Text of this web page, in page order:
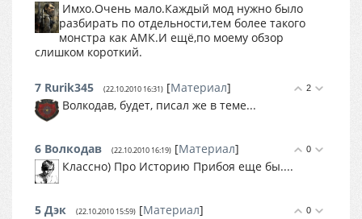
Имхо.Очень мало.Каждый мод нужно было
разбирать по отдельности,тем более такого
монстра как АМК.И ещё,по моему обзор
слишком короткий.
2
7 Rurik345 (22.10.2010 16:31) [Материал]
Волкодав, будет, писал же в теме...
0
6 Волкодав (22.10.2010 16:19) [Материал]
Классно) Про Историю Прибоя еще бы....
0
5 Дэк (22.10.2010 15:59) [Материал]